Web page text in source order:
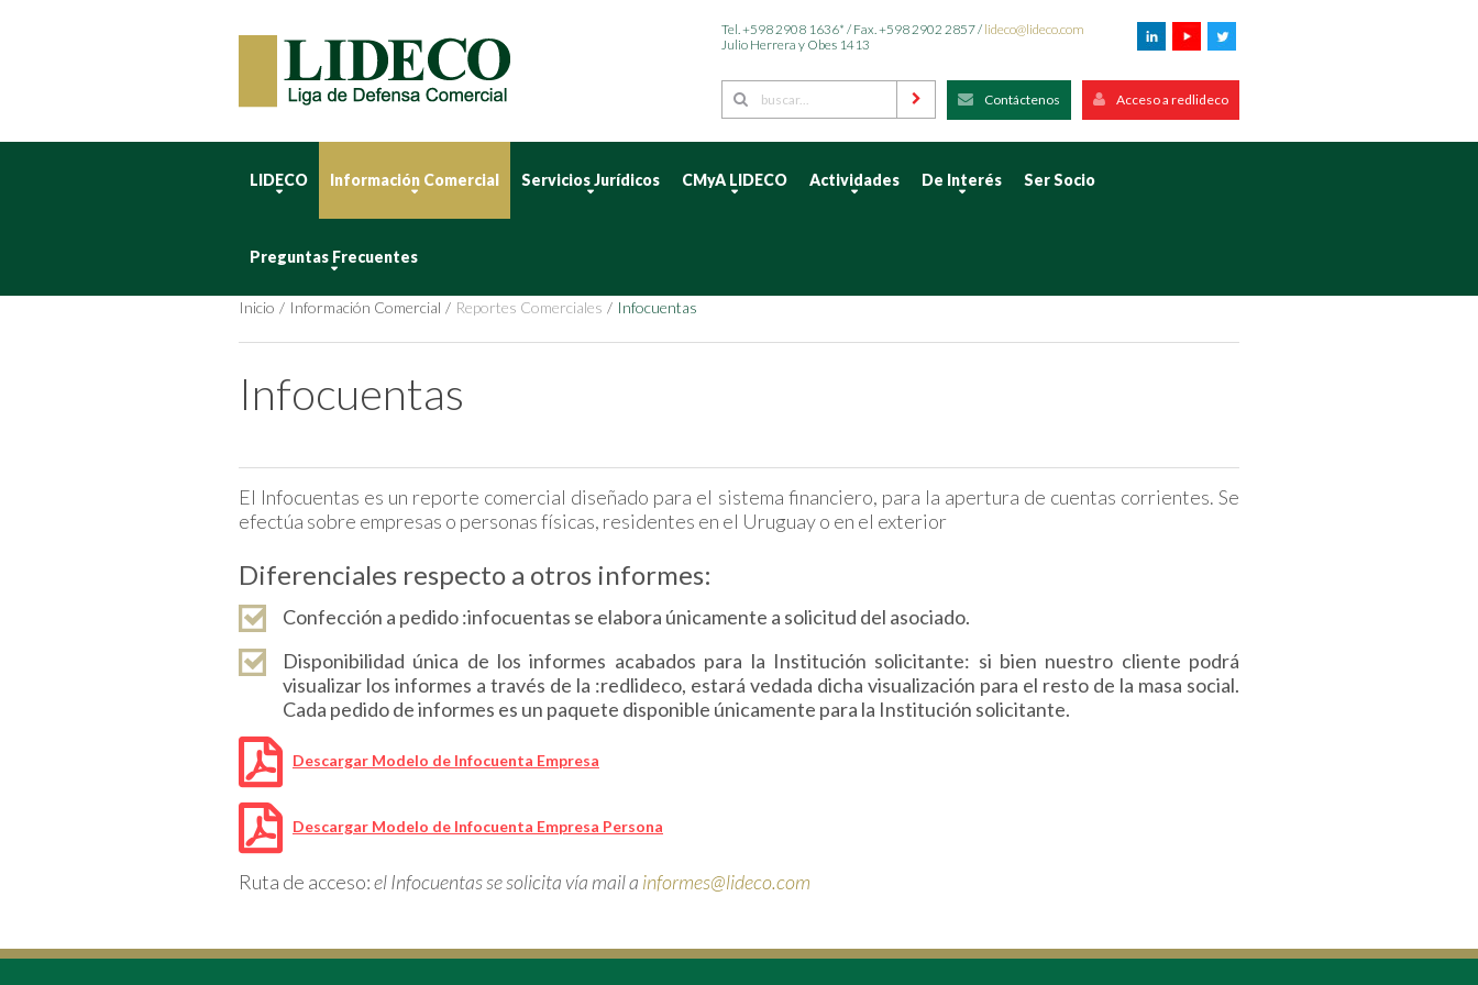
Tel. +598 2908 1636* / Fax. +598 2902 2857 / lideco@lideco.com
Julio Herrera y Obes 1413
Contáctenos Acceso a redlideco
LIDECO Información Comercial Servicios Jurídicos CMyA LIDECO Actividades De Interés Ser Socio
Preguntas Frecuentes
Inicio Información Comercial Reportes Comerciales Infocuentas
Infocuentas
El Infocuentas es un reporte comercial diseñado para el sistema financiero, para la apertura de cuentas corrientes. Se
efectúa sobre empresas o personas físicas, residentes en el Uruguay o en el exterior
Diferenciales respecto a otros informes:
Confección a pedido :infocuentas se elabora únicamente a solicitud del asociado.
Disponibilidad única de los informes acabados para la Institución solicitante: si bien nuestro cliente podrá
visualizar los informes a través de la :redlideco, estará vedada dicha visualización para el resto de la masa social.
Cada pedido de informes es un paquete disponible únicamente para la Institución solicitante.
Descargar Modelo de Infocuenta Empresa
Descargar Modelo de Infocuenta Empresa Persona
Ruta de acceso:el Infocuentas se solicita vía mail a informes@lideco.com